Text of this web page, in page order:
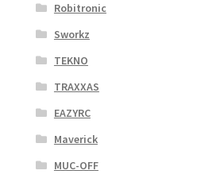
Robitronic
Sworkz
TEKNO
TRAXXAS
EAZYRC
Maverick
MUC-OFF